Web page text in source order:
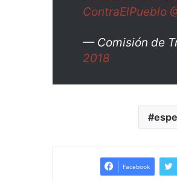
ContraElPueblo
— Comisión de
2018
Facebook